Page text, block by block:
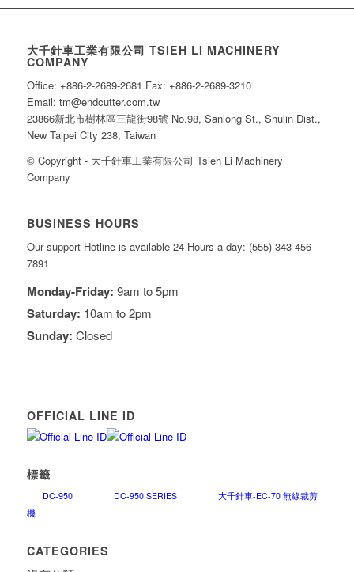
大千針車工業有限公司 TSIEH LI MACHINERY
COMPANY
Office: +886-2-2689-2681 Fax: +886-2-2689-3210
Email: tm@endcutter.com.tw
23866新北市樹林區三龍街98號 No.98, Sanlong St., Shulin Dist.,
New Taipei City 238, Taiwan
© Copyright - 大千針車工業有限公司 Tsieh Li Machinery
Company
BUSINESS HOURS
Our support Hotline is available 24 Hours a day: (555) 343 456
7891
Monday-Friday: 9am to 5pm
Saturday: 10am to 2pm
Sunday: Closed
OFFICIAL LINE ID
標籤
DC-950 DC-950 SERIES
大千針車-EC-70 無線裁剪
機
CATEGORIES